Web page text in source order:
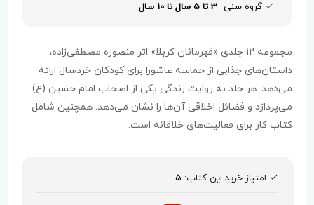
گروه سنی 3 تا 5 سال تا 10 سال
مجموعه 12 جلدی «قهرمانان کربلا» اثر منصوره مصطفی‌زاده،
داستان‌های جذابی از حماسه عاشورا برای کودکان خردسال ارائه
می‌دهد. هر جلد به روایت زندگی یکی از اصحاب امام حسین (ع)
می‌پردازد و فضائل اخلاقی آن‌ها را نشان می‌دهد. همچنین شامل
کتاب کار برای فعالیت‌های خلاقانه است.
امتیاز خرید این کتاب: 5